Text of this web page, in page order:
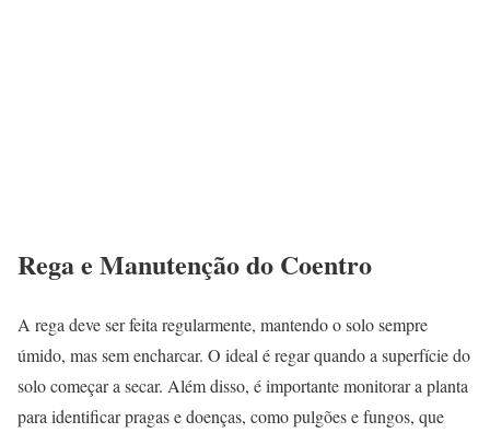
Rega e Manutenção do Coentro
A rega deve ser feita regularmente, mantendo o solo sempre
úmido, mas sem encharcar. O ideal é regar quando a superfície do
solo começar a secar. Além disso, é importante monitorar a planta
para identificar pragas e doenças, como pulgões e fungos, que